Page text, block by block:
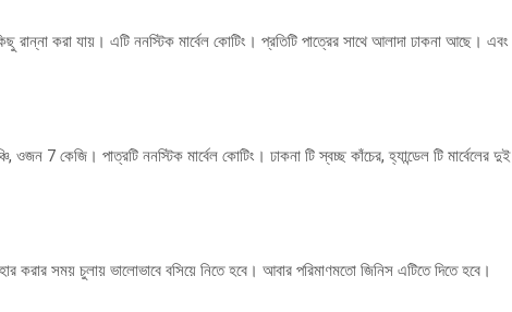
করা যায়। এটি ননস্টিক মার্বেল কোটিং। প্রতিটি পাত্রের সাথে আলাদা ঢাকনা আছে। এবং
কেজি। পাত্রটি ননস্টিক মার্বেল কোটিং। ঢাকনা টি স্বচ্ছ কাঁচের, হ্যান্ডেল টি মার্বেলের দুই
করার সময় চুলায় ভালোভাবে বসিয়ে নিতে হবে। আবার পরিমাণমতো জিনিস এটিতে দিতে হবে।